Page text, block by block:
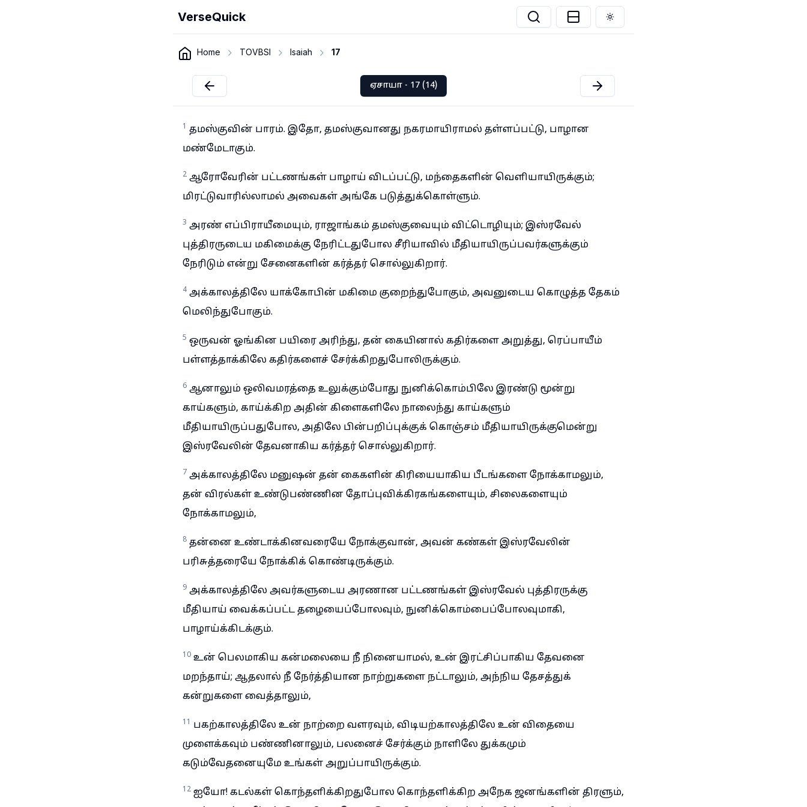
VerseQuick Toggle theme
Home TOVBSI Isaiah 17
ஏசாயா - 17 (14)
1 தமஸ்குவின் பாரம். இதோ, தமஸ்குவானது நகரமாயிராமல் தள்ளப்பட்டு, பாழான
மண்மேடாகும்.
2 ஆரோவேரின் பட்டணங்கள் பாழாய் விடப்பட்டு, மந்தைகளின் வெளியாயிருக்கும்;
மிரட்டுவாரில்லாமல் அவைகள் அங்கே படுத்துக்கொள்ளும்.
3 அரண் எப்பிராயீமையும், ராஜாங்கம் தமஸ்குவையும் விட்டொழியும்; இஸ்ரவேல்
புத்திரருடைய மகிமைக்கு நேரிட்டதுபோல சீரியாவில் மீதியாயிருப்பவர்களுக்கும்
நேரிடும் என்று சேனைகளின் கர்த்தர் சொல்லுகிறார்.
4 அக்காலத்திலே யாக்கோபின் மகிமை குறைந்துபோகும், அவனுடைய கொழுத்த தேகம்
மெலிந்துபோகும்.
5 ஒருவன் ஓங்கின பயிரை அரிந்து, தன் கையினால் கதிர்களை அறுத்து, ரெப்பாயீம்
பள்ளத்தாக்கிலே கதிர்களைச் சேர்க்கிறதுபோலிருக்கும்.
6 ஆனாலும் ஒலிவமரத்தை உலுக்கும்போது நுனிக்கொம்பிலே இரண்டு மூன்று
காய்களும், காய்க்கிற அதின் கிளைகளிலே நாலைந்து காய்களும்
மீதியாயிருப்பதுபோல, அதிலே பின்பறிப்புக்குக் கொஞ்சம் மீதியாயிருக்குமென்று
இஸ்ரவேலின் தேவனாகிய கர்த்தர் சொல்லுகிறார்.
7 அக்காலத்திலே மனுஷன் தன் கைகளின் கிரியையாகிய பீடங்களை நோக்காமலும்,
தன் விரல்கள் உண்டுபண்ணின தோப்புவிக்கிரகங்களையும், சிலைகளையும்
நோக்காமலும்,
8 தன்னை உண்டாக்கினவரையே நோக்குவான், அவன் கண்கள் இஸ்ரவேலின்
பரிசுத்தரையே நோக்கிக் கொண்டிருக்கும்.
9 அக்காலத்திலே அவர்களுடைய அரணான பட்டணங்கள் இஸ்ரவேல் புத்திரருக்கு
மீதியாய் வைக்கப்பட்ட தழையைப்போலவும், நுனிக்கொம்பைப்போலவுமாகி,
பாழாய்க்கிடக்கும்.
10 உன் பெலமாகிய கன்மலையை நீ நினையாமல், உன் இரட்சிப்பாகிய தேவனை
மறந்தாய்; ஆதலால் நீ நேர்த்தியான நாற்றுகளை நட்டாலும், அந்நிய தேசத்துக்
கன்றுகளை வைத்தாலும்,
11 பகற்காலத்திலே உன் நாற்றை வளரவும், விடியற்காலத்திலே உன் விதையை
முளைக்கவும் பண்ணினாலும், பலனைச் சேர்க்கும் நாளிலே துக்கமும்
கடும்வேதனையுமே உங்கள் அறுப்பாயிருக்கும்.
12 ஐயோ! கடல்கள் கொந்தளிக்கிறதுபோல கொந்தளிக்கிற அநேக ஜனங்களின் திரளும்,